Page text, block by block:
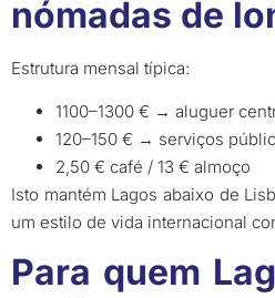
nómadas de
Estrutura mensal típica:
1100–1300 € → aluguer
120–150 € → serviços
2,50 € café / 13 € almoço
Isto mantém Lagos abaixo de
um estilo de vida internacional
Para quem